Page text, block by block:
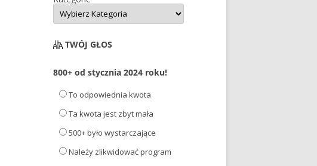
TWÓJ GŁOS
800+ od stycznia 2024 roku!
To odpowiednia kwota
Ta kwota jest zbyt mała
500+ było wystarczające
Należy zlikwidować program